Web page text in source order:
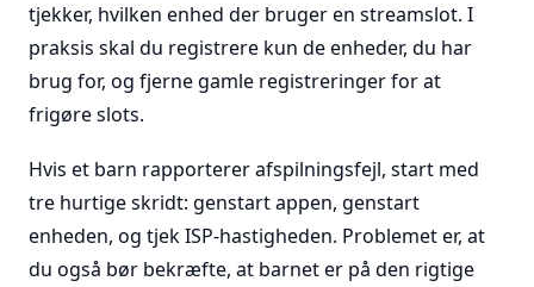
tjekker, hvilken enhed der bruger en streamslot. I
praksis skal du registrere kun de enheder, du har
brug for, og fjerne gamle registreringer for at
frigøre slots.
Hvis et barn rapporterer afspilningsfejl, start med
tre hurtige skridt: genstart appen, genstart
enheden, og tjek ISP-hastigheden. Problemet er, at
du også bør bekræfte, at barnet er på den rigtige